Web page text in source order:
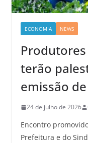
ECONOMIA NEWS
terão
emissão
24 de julho de 2026
Encontro
Prefeitura e do